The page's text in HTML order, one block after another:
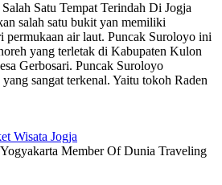
Satu Tempat Terindah Di Jogja
salah satu bukit yan memiliki
permukaan air laut. Puncak Suroloyo ini
yang terletak di Kabupaten Kulon
Gerbosari. Puncak Suroloyo
sangat terkenal. Yaitu tokoh Raden
Member Of Dunia Traveling